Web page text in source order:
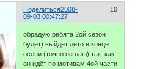
Поделиться 10
2008-
09-03 00:47:27
обрадую ребята 2ой сезон
будет) выйдет дето в конце
осени (точно не наю) так как
он идёт по мотивам 4ой части